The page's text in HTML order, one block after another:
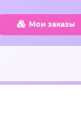
Мои заказы